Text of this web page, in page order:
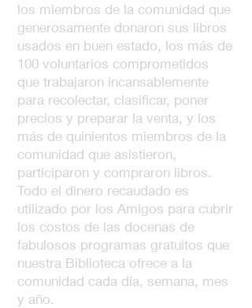
los miembros de la comunidad que
generosamente donaron sus libros
usados en buen estado, los más de
100 voluntarios comprometidos
que trabajaron incansablemente
para recolectar, clasificar, poner
precios y preparar la venta, y los
más de quinientos miembros de la
comunidad que asistieron,
participaron y compraron libros.
Todo el dinero recaudado es
utilizado por los Amigos para cubrir
los costos de las docenas de
fabulosos programas gratuitos que
nuestra Biblioteca ofrece a la
comunidad cada día, semana, mes
y año.